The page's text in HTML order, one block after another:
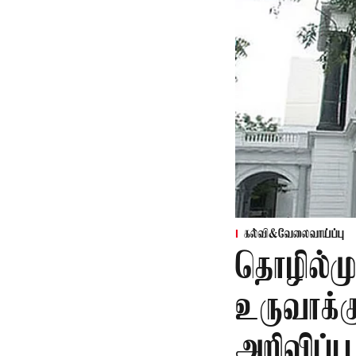
கல்வி&வேலைவாய்ப்பு